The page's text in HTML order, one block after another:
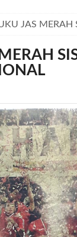
JAS MERAH